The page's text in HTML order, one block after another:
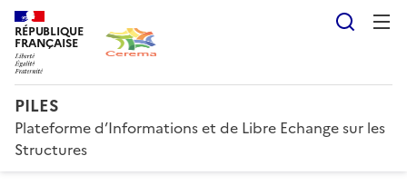
RÉPUBLIQUE
FRANÇAISE
PILES
Plateforme d’Informations et de Libre Echange sur les
Structures